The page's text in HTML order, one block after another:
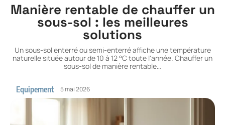
Manière rentable de chauffer un
sous-sol : les meilleures
solutions
Un sous-sol enterré ou semi-enterré affiche une température
naturelle située autour de 10 à 12 °C toute l'année. Chauffer un
sous-sol de manière rentable…
Equipement 5 mai 2026